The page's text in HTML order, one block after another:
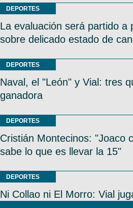
DEPORTES
La evaluación será partido a
sobre delicado estado de
DEPORTES
Naval, el "León" y Vial: tres
ganadora
DEPORTES
Cristián Montecinos: "Joaco
sabe lo que es llevar la 15"
DEPORTES
Ni Collao ni El Morro: Vial